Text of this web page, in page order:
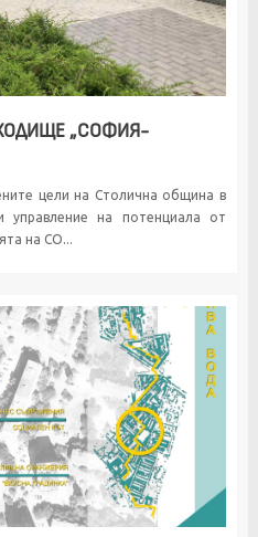
„СОФИЯ-
цели на Столична община в
управление на потенциала от
на СО...